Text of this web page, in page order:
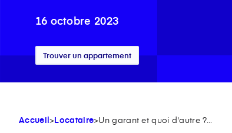
16 octobre 2023
Trouver un appartement
Accueil>Locataire>Un garant et quoi d'autre ?...